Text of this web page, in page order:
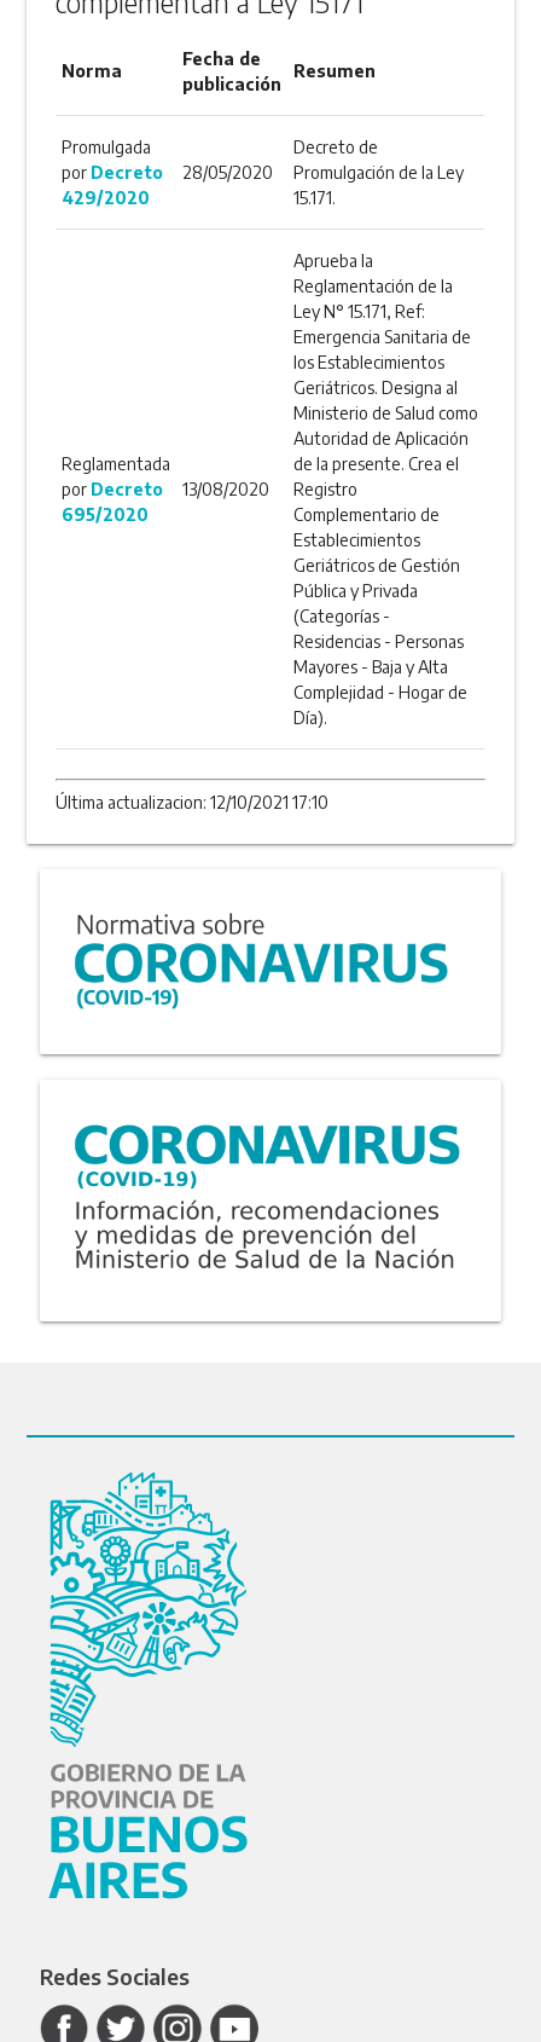
Norma
Fecha de
publicación
Resumen
Promulgada
por Decreto
429/2020
28/05/2020
Decreto de
Promulgación de la Ley
15.171.
Reglamentada
por Decreto
695/2020
13/08/2020
Aprueba la
Reglamentación de la
Ley N° 15.171, Ref:
Emergencia Sanitaria de
los Establecimientos
Geriátricos. Designa al
Ministerio de Salud como
Autoridad de Aplicación
de la presente. Crea el
Registro
Complementario de
Establecimientos
Geriátricos de Gestión
Pública y Privada
(Categorías -
Residencias - Personas
Mayores - Baja y Alta
Complejidad - Hogar de
Día).
Última actualizacion: 12/10/2021 17:10
Redes Sociales